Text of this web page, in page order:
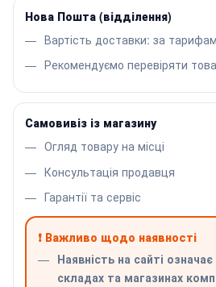
Нова Пошта (відділення)
Вартість доставки: за
Рекомендуємо перевіряти
Самовивіз із магазину
Огляд товару на місці
Консультація продавця
Гарантії та сервіс
❗ Важливо щодо наявності
Наявність на сайті означає
складах та магазинах